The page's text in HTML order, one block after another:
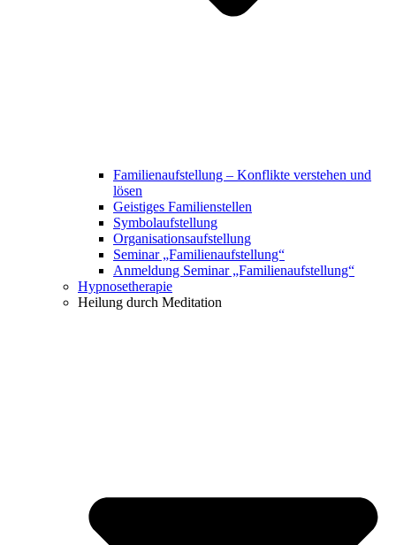
Familienaufstellung – Konflikte verstehen und
lösen
Geistiges Familienstellen
Symbolaufstellung
Organisationsaufstellung
Seminar „Familienaufstellung“
Anmeldung Seminar „Familienaufstellung“
Hypnosetherapie
Heilung durch Meditation